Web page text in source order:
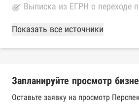
Выписка из ЕГРН о переходе
База Росстата
Реестры ЕГРЮЛ и ЕГРИП
Реестр государственных
Федерального казначейства
Показать все источники
Запланируйте просмотр
Оставьте заявку на просмотр